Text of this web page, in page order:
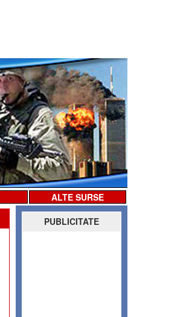
ALTE SURSE
PUBLICITATE